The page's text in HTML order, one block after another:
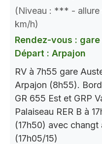
(Niveau : *** - allure
km/h)
Rendez-vous : gare
Départ : Arpajon
RV à 7h55 gare
Arpajon (8h55).
GR 655 Est et GRP
Palaiseau RER B à
(17h50) avec changt
(17h05/15)